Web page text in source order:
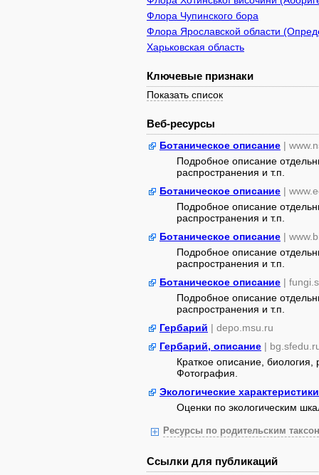
Флора Чупинского бора
Флора Ярославской области
Харьковская область
Ключевые признаки
Показать список
Веб-ресурсы
Ботаническое описание |
Подробное описание
распространения и т.п.
Ботаническое описание |
Подробное описание
распространения и т.п.
Ботаническое описание |
Подробное описание
распространения и т.п.
Ботаническое описание |
Подробное описание
распространения и т.п.
Гербарий | depo.msu.ru
Гербарий, описание |
Краткое описание, биология,
Фотография.
Экологические характеристики
Оценки по экологическим
Ресурсы по родительским
Ссылки для публикаций